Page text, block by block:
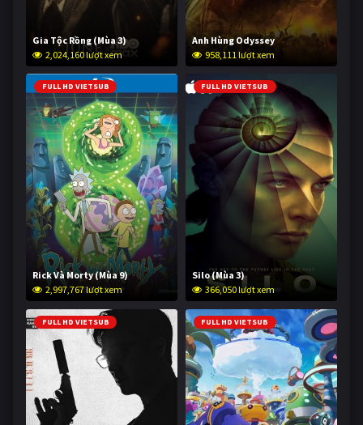
Gia Tộc Rồng (Mùa 3)
2,024,160 lượt xem
Anh Hùng Odyssey
958,111 lượt xem
FULL HD VIETSUB
Rick Và Morty (Mùa 9)
2,997,767 lượt xem
FULL HD VIETSUB
Silo (Mùa 3)
366,050 lượt xem
FULL HD VIETSUB FULL HD VIETSUB